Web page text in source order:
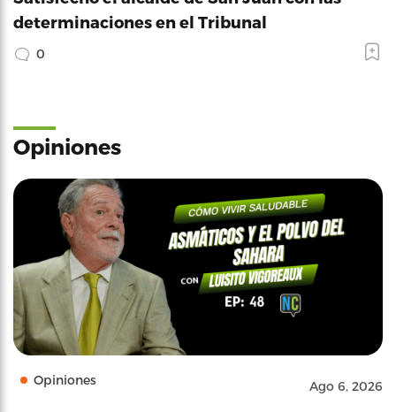
determinaciones en el Tribunal
0
Opiniones
Opiniones Ago 6, 2026